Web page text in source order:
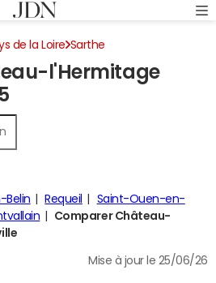
de la Loire Sarthe
sur le revenu
l'Hermitage
Belin Requeil
Saint-Ouen-en-
Comparer Château-
Mise à jour le 25/06/26